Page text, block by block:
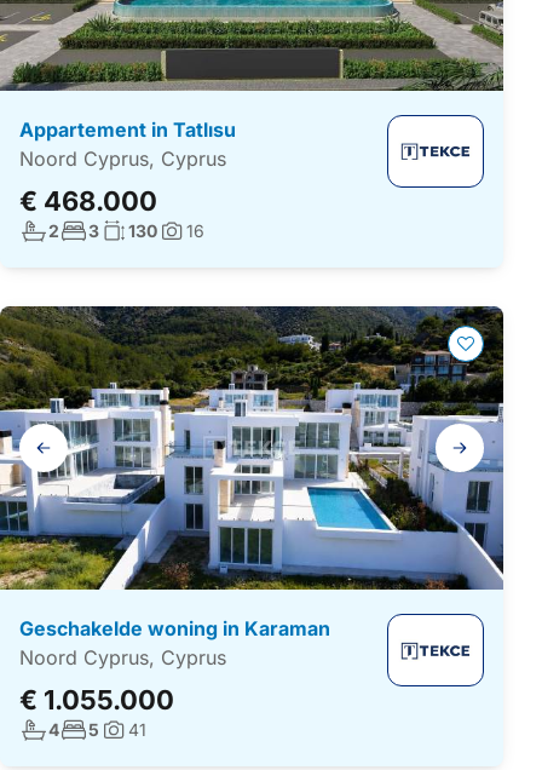
Appartement in Tatlısu
Noord Cyprus, Cyprus
€ 468.000
Aantal badkamers:
2Aantal slaapkamers:
3Woonoppervlakte:
130Foto's:
16
Galerij
navigatie
Geschakelde woning in Karaman
Noord Cyprus, Cyprus
€ 1.055.000
Aantal badkamers:
4Aantal slaapkamers:
5 Foto's:
41